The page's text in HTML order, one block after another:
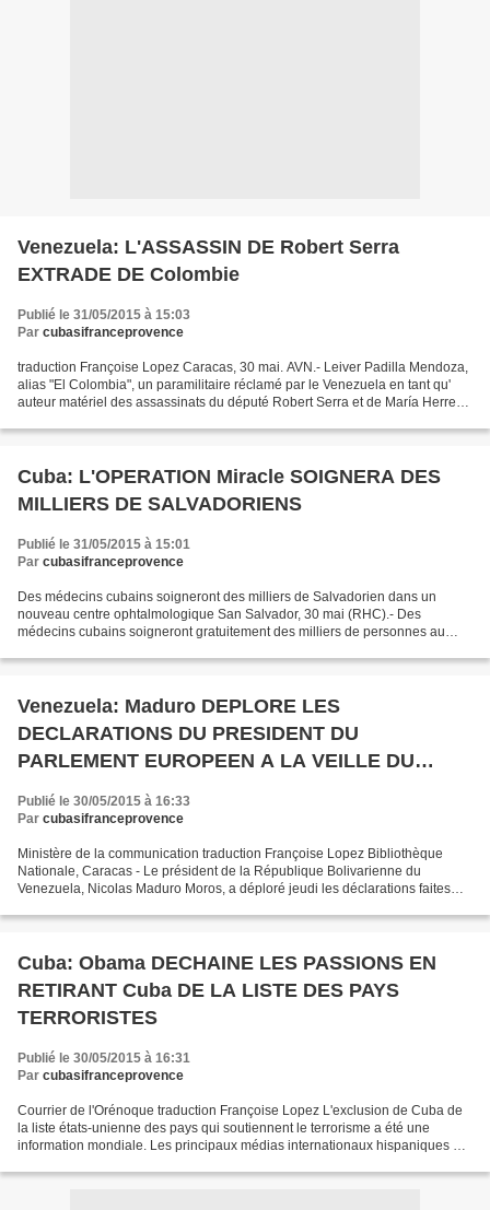
Venezuela: L'ASSASSIN DE Robert Serra
EXTRADE DE Colombie
Publié le 31/05/2015 à 15:03
Par cubasifranceprovence
traduction Françoise Lopez Caracas, 30 mai. AVN.- Leiver Padilla Mendoza,
alias "El Colombia", un paramilitaire réclamé par le Venezuela en tant qu'
auteur matériel des assassinats du député Robert Serra et de María Herrera,
Cuba: L'OPERATION Miracle SOIGNERA DES
MILLIERS DE SALVADORIENS
Publié le 31/05/2015 à 15:01
Par cubasifranceprovence
Des médecins cubains soigneront des milliers de Salvadorien dans un
nouveau centre ophtalmologique San Salvador, 30 mai (RHC).- Des
médecins cubains soigneront gratuitement des milliers de personnes au
Venezuela: Maduro DEPLORE LES
DECLARATIONS DU PRESIDENT DU
PARLEMENT EUROPEEN A LA VEILLE DU
SOMMET UE/CELAC
Publié le 30/05/2015 à 16:33
Par cubasifranceprovence
Ministère de la communication traduction Françoise Lopez Bibliothèque
Nationale, Caracas - Le président de la République Bolivarienne du
Venezuela, Nicolas Maduro Moros, a déploré jeudi les déclarations faites
Cuba: Obama DECHAINE LES PASSIONS EN
RETIRANT Cuba DE LA LISTE DES PAYS
TERRORISTES
Publié le 30/05/2015 à 16:31
Par cubasifranceprovence
Courrier de l'Orénoque traduction Françoise Lopez L'exclusion de Cuba de
la liste états-unienne des pays qui soutiennent le terrorisme a été une
information mondiale. Les principaux médias internationaux hispaniques et